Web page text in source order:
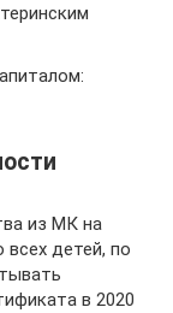
из МК на
всех детей, по
в 2020